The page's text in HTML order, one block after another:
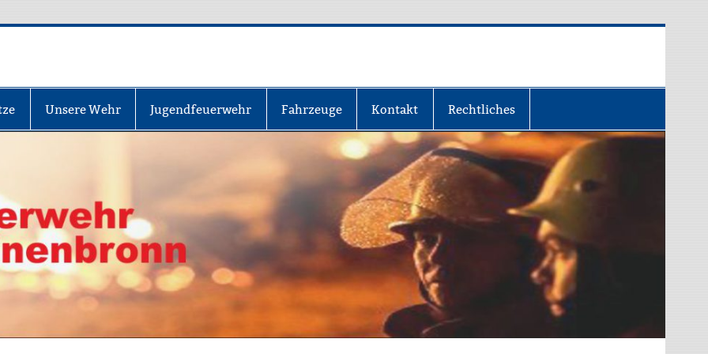
Unsere Wehr Jugendfeuerwehr Fahrzeuge Kontakt Rechtliches